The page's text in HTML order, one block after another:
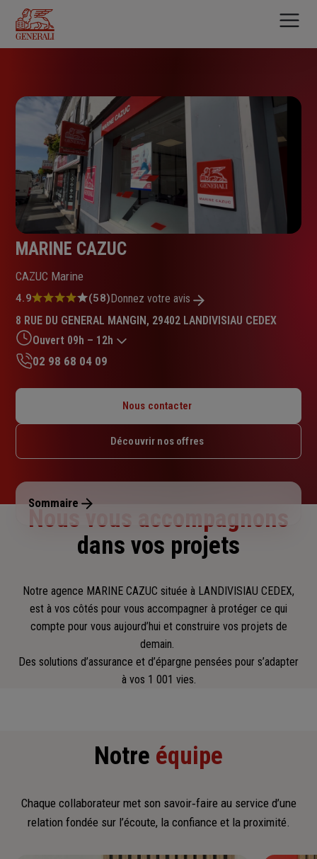
contenu
principal
MARINE CAZUC
CAZUC Marine
Note
4.9
sur
5
étoiles
4.9 (58)Donnez votre avis
8 RUE DU GENERAL MANGIN, 29402 LANDIVISIAU CEDEX
Ouvert 09h – 12h
Mardi : 09h – 12h / 14h – 18h
Jeudi : 09h – 12h / 14h – 18h
Dimanche : Fermé
02 98 68 04 09
Nous contacter
Découvrir nos offres
Sommaire
Nous vous accompagnons
dans vos projets
Notre agence MARINE CAZUC située à LANDIVISIAU CEDEX,
est à vos côtés pour vous accompagner à protéger ce qui
compte pour vous aujourd’hui et construire vos projets de
demain.
Des solutions d’assurance et d’épargne pensées pour s’adapter
à vos 1 001 vies.
Notre équipe
Chaque collaborateur met son savoir‑faire au service d’une
relation fondée sur l’écoute, la confiance et la proximité.